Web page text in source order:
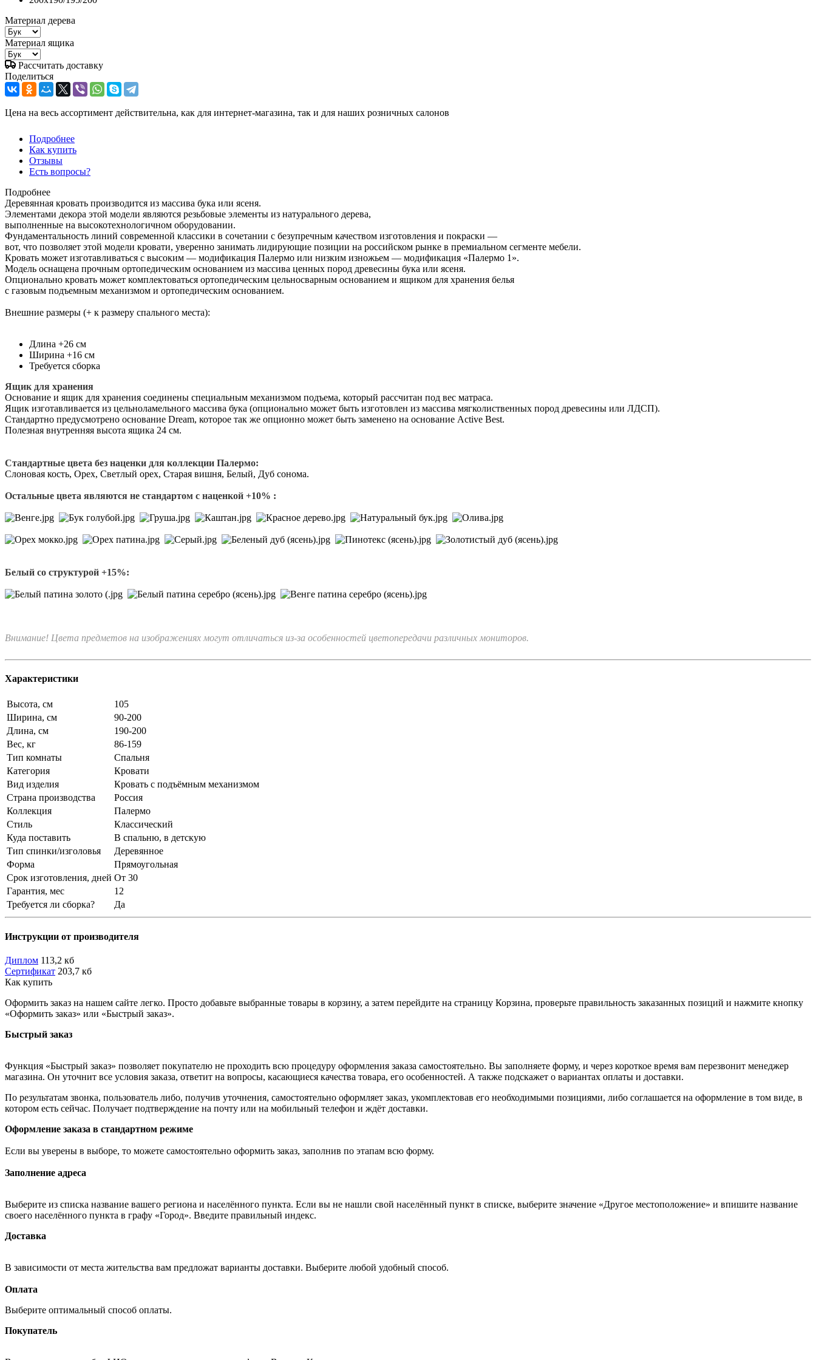
Материал дерева
Материал ящика
Рассчитать доставку
Поделиться
Цена на весь ассортимент действительна, как для интернет-магазина, так и для наших розничных салонов
Подробнее
Как купить
Отзывы
Есть вопросы?
Подробнее
Деревянная кровать производится из массива бука или ясеня.
Элементами декора этой модели являются резьбовые элементы из натурального дерева,
выполненные на высокотехнологичном оборудовании.
Фундаментальность линий современной классики в сочетании с безупречным качеством изготовления и покраски —
вот, что позволяет этой модели кровати, уверенно занимать лидирующие позиции на российском рынке в премиальном сегменте мебели.
Кровать может изготавливаться с высоким — модификация Палермо или низким изножьем — модификация «Палермо 1».
Модель оснащена прочным ортопедическим основанием из массива ценных пород древесины бука или ясеня.
Опционально кровать может комплектоваться ортопедическим цельносварным основанием и ящиком для хранения белья
с газовым подъемным механизмом и ортопедическим основанием.
Внешние размеры (+ к размеру спального места):
Длина +26 см
Ширина +16 см
Требуется сборка
Ящик для хранения
Основание и ящик для хранения соединены специальным механизмом подъема, который рассчитан под вес матраса.
Ящик изготавливается из цельноламельного массива бука (опционально может быть изготовлен из массива мягколиственных пород древесины или ЛДСП).
Стандартно предусмотрено основание Dream, которое так же опционно может быть заменено на основание Active Best.
Полезная внутренняя высота ящика 24 см.
Стандартные цвета без наценки для коллекции Палермо:
Слоновая кость, Орех, Светлый орех, Старая вишня, Белый, Дуб сонома.
Остальные цвета являются не стандартом с наценкой +10% :
Белый со структурой +15%:
Внимание! Цвета предметов на изображениях могут отличаться из-за особенностей цветопередачи различных мониторов.
Характеристики
Высота, см
105
Ширина, см
90-200
Длина, см
190-200
Вес, кг
86-159
Тип комнаты
Спальня
Категория
Кровати
Вид изделия
Кровать с подъёмным механизмом
Страна производства
Россия
Коллекция
Палермо
Стиль
Классический
Куда поставить
В спальню, в детскую
Тип спинки/изголовья
Деревянное
Форма
Прямоугольная
Срок изготовления, дней От 30
Гарантия, мес
12
Требуется ли сборка?
Да
Инструкции от производителя
Диплом 113,2 кб
Сертификат 203,7 кб
Как купить
Оформить заказ на нашем сайте легко. Просто добавьте выбранные товары в корзину, а затем перейдите на страницу Корзина, проверьте правильность заказанных позиций и нажмите кнопку
«Оформить заказ» или «Быстрый заказ».
Быстрый заказ
Функция «Быстрый заказ» позволяет покупателю не проходить всю процедуру оформления заказа самостоятельно. Вы заполняете форму, и через короткое время вам перезвонит менеджер
магазина. Он уточнит все условия заказа, ответит на вопросы, касающиеся качества товара, его особенностей. А также подскажет о вариантах оплаты и доставки.
По результатам звонка, пользователь либо, получив уточнения, самостоятельно оформляет заказ, укомплектовав его необходимыми позициями, либо соглашается на оформление в том виде, в
котором есть сейчас. Получает подтверждение на почту или на мобильный телефон и ждёт доставки.
Оформление заказа в стандартном режиме
Если вы уверены в выборе, то можете самостоятельно оформить заказ, заполнив по этапам всю форму.
Заполнение адреса
Выберите из списка название вашего региона и населённого пункта. Если вы не нашли свой населённый пункт в списке, выберите значение «Другое местоположение» и впишите название
своего населённого пункта в графу «Город». Введите правильный индекс.
Доставка
В зависимости от места жительства вам предложат варианты доставки. Выберите любой удобный способ.
Оплата
Выберите оптимальный способ оплаты.
Покупатель